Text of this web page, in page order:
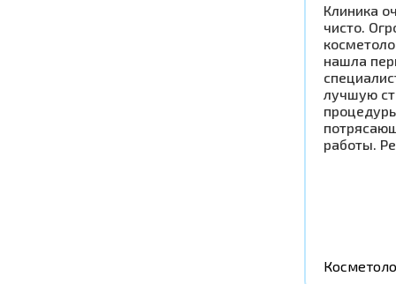
Клиника
чисто.
нашла
лучшую
работы.